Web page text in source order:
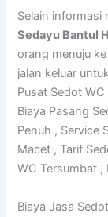
Selain informasi
Sedayu Bantul
orang menuju
jalan keluar
Pusat Sedot
Biaya Pasang
Penuh , Service
Macet , Tarif
WC Tersumbat ,
Biaya Jasa